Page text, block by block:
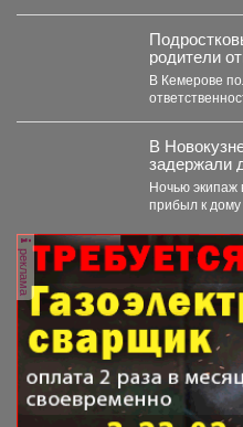
родители
детей
В Кемерове
В
задержали
окно и
Ночью экипаж
прибыл к дому
реклама